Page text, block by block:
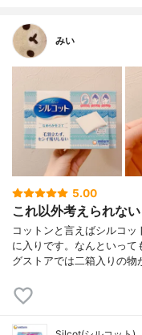
みい
5.00
これ以外考えられない
コットンと言えばシルコ
に入りです。なんといって
グストアでは二箱入りの